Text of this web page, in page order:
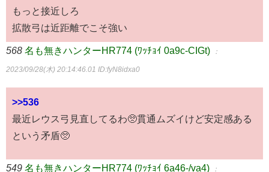
もっと接近しろ
拡散弓は近距離でこそ強い
568 名も無きハンターHR774 (ﾜｯﾁｮｲ 0a9c-CIGt) ：
2023/09/28(木) 20:14:46.01 ID:fyN8idxa0
>>536
最近レウス弓見直してるわ🥺貫通ムズイけど安定感ある
という矛盾🥺
549 名も無きハンターHR774 (ﾜｯﾁｮｲ 6a46-/va4) ：